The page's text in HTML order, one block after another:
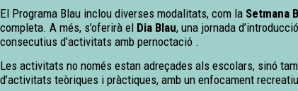
El Programa Blau inclou diverses modalitats, com la Setmana
completa. A més, s’oferirà el Dia Blau, una jornada
consecutius d’activitats amb pernoctació .
Les activitats no només estan adreçades als escolars, sinó
d’activitats teòriques i pràctiques, amb un enfocament